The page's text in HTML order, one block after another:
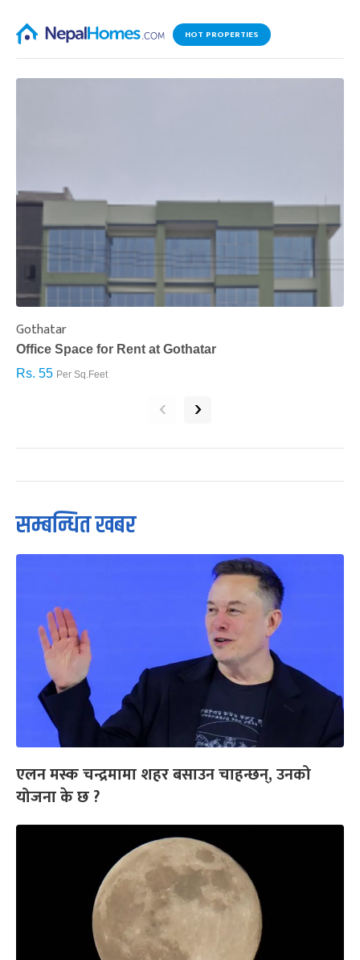
HOT PROPERTIES
Gothatar
Office Space for Rent at Gothatar
Rs. 55 Per Sq.Feet
‹ ›
सम्बन्धित खबर
एलन मस्क चन्द्रमामा शहर बसाउन चाहन्छन्, उनको
योजना के छ ?